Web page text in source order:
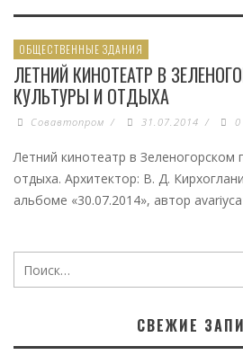
ОБЩЕСТВЕННЫЕ ЗДАНИЯ
ЛЕТНИЙ КИНОТЕАТР В
КУЛЬТУРЫ И ОТДЫХА
Совавтопром / 31.07.2014 / 0
Летний кинотеатр в Зеленогорском
отдыха. Архитектор: В. Д.
альбоме «30.07.2014», автор
СВЕЖИЕ